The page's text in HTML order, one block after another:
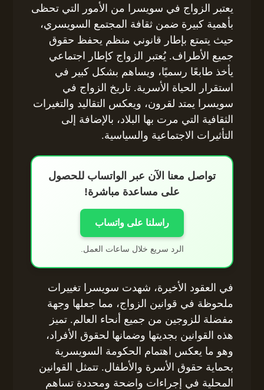
يعتبر الزواج في سويسرا من الأمور التي تحظى
بأهمية كبيرة ضمن ثقافة المجتمع السويسري،
حيث يتمتع بإطار قانوني منظم يحفظ حقوق
جميع الأطراف. يُعتبر الزواج كإطار اجتماعي
يأخذ طابعًا رسميًا، ويساهم بشكل كبير في
استقرار الحياة الأسرية. تاريخ الزواج في
سويسرا يمتد لقرون، ويعكس التقاليد والتغيرات
الثقافية التي مرت بها البلاد، بالإضافة إلى
التأثيرات الاجتماعية والسياسية.
تواصل معنا الآن عبر الواتساب للحصول
على مساعدة مباشرة!
راسلنا على واتساب
الرد سريع خلال ساعات العمل.
في العقود الأخيرة، شهدت سويسرا تغييرات
ملحوظة في قوانين الزواج، مما جعلها وجهة
مفضلة للزوجين من جميع أنحاء العالم. تميز
هذه القوانين بجديتها وضمانها لحقوق الأفراد،
وهو ما يعكس اهتمام الحكومة السويسرية
بحماية حقوق الأسرة والأطفال. تتمثل القوانين
المحلية في إجراءات واضحة ومحددة تساهم